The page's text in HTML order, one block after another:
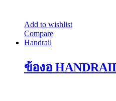
Add to wishlist
Compare
Handrail
ข้องอ